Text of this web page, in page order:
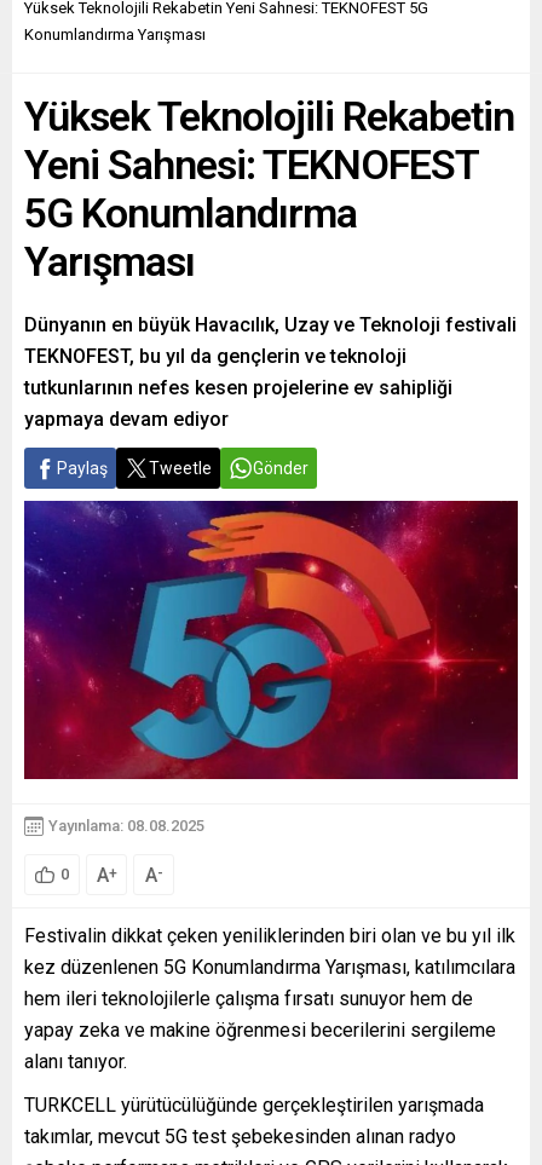
Yüksek Teknolojili Rekabetin Yeni Sahnesi: TEKNOFEST 5G
Konumlandırma Yarışması
Yüksek Teknolojili Rekabetin
Yeni Sahnesi: TEKNOFEST
5G Konumlandırma
Yarışması
Dünyanın en büyük Havacılık, Uzay ve Teknoloji festivali
TEKNOFEST, bu yıl da gençlerin ve teknoloji
tutkunlarının nefes kesen projelerine ev sahipliği
yapmaya devam ediyor
Paylaş Tweetle Gönder
Yayınlama: 08.08.2025
0 A+ A-
Festivalin dikkat çeken yeniliklerinden biri olan ve bu yıl ilk
kez düzenlenen 5G Konumlandırma Yarışması, katılımcılara
hem ileri teknolojilerle çalışma fırsatı sunuyor hem de
yapay zeka ve makine öğrenmesi becerilerini sergileme
alanı tanıyor.
TURKCELL yürütücülüğünde gerçekleştirilen yarışmada
takımlar, mevcut 5G test şebekesinden alınan radyo